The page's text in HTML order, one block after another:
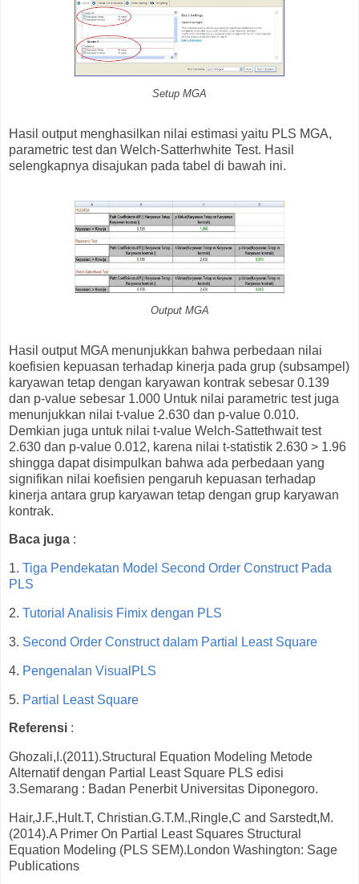
Setup MGA
Hasil output menghasilkan nilai estimasi yaitu PLS MGA,
parametric test dan Welch-Satterhwhite Test. Hasil
selengkapnya disajukan pada tabel di bawah ini.
Output MGA
Hasil output MGA menunjukkan bahwa perbedaan nilai
koefisien kepuasan terhadap kinerja pada grup (subsampel)
karyawan tetap dengan karyawan kontrak sebesar 0.139
dan p-value sebesar 1.000 Untuk nilai parametric test juga
menunjukkan nilai t-value 2.630 dan p-value 0.010.
Demkian juga untuk nilai t-value Welch-Sattethwait test
2.630 dan p-value 0.012, karena nilai t-statistik 2.630 > 1.96
shingga dapat disimpulkan bahwa ada perbedaan yang
signifikan nilai koefisien pengaruh kepuasan terhadap
kinerja antara grup karyawan tetap dengan grup karyawan
kontrak.
Baca juga :
1. Tiga Pendekatan Model Second Order Construct Pada
PLS
2. Tutorial Analisis Fimix dengan PLS
3. Second Order Construct dalam Partial Least Square
4. Pengenalan VisualPLS
5. Partial Least Square
Referensi :
Ghozali,I.(2011).Structural Equation Modeling Metode
Alternatif dengan Partial Least Square PLS edisi
3.Semarang : Badan Penerbit Universitas Diponegoro.
Hair,J.F.,Hult.T, Christian.G.T.M.,Ringle,C and Sarstedt,M.
(2014).A Primer On Partial Least Squares Structural
Equation Modeling (PLS SEM).London Washington: Sage
Publications